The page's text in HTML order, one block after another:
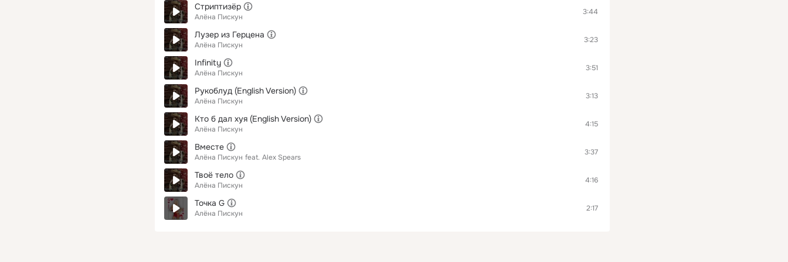
Стриптизёр
Алёна Пискун
3:44
Лузер из Герцена
Алёна Пискун
3:23
Infinity
Алёна Пискун
3:51
Рукоблуд (English Version)
Алёна Пискун
3:13
Кто б дал хуя (English Version)
Алёна Пискун
4:15
Вместе
Алёна Пискун feat. Alex Spears
3:37
Твоё тело
Алёна Пискун
4:16
Точка G
Алёна Пискун
2:17